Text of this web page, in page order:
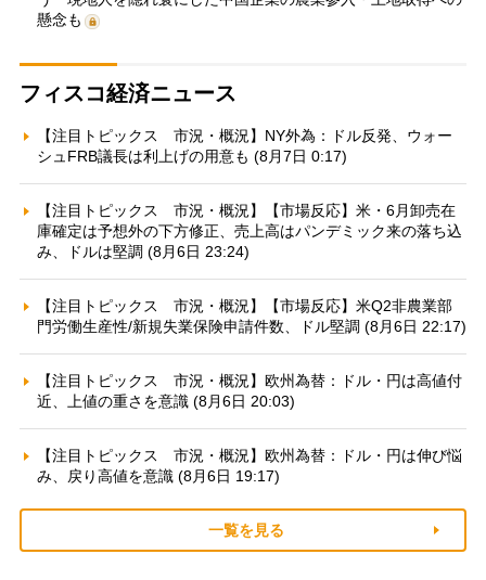
懸念も
フィスコ経済ニュース
【注目トピックス 市況・概況】NY外為：ドル反発、ウォー
シュFRB議長は利上げの用意も (8月7日 0:17)
【注目トピックス 市況・概況】【市場反応】米・6月卸売在
庫確定は予想外の下方修正、売上高はパンデミック来の落ち込
み、ドルは堅調 (8月6日 23:24)
【注目トピックス 市況・概況】【市場反応】米Q2非農業部
門労働生産性/新規失業保険申請件数、ドル堅調 (8月6日 22:17)
【注目トピックス 市況・概況】欧州為替：ドル・円は高値付
近、上値の重さを意識 (8月6日 20:03)
【注目トピックス 市況・概況】欧州為替：ドル・円は伸び悩
み、戻り高値を意識 (8月6日 19:17)
一覧を見る